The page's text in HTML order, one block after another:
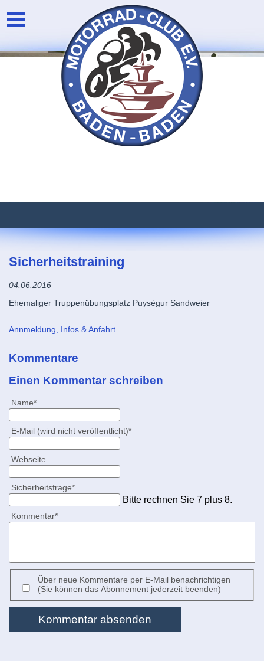
Sicherheitstraining
04.06.2016
Ehemaliger Truppenübungsplatz Puységur Sandweier
Annmeldung, Infos & Anfahrt
Kommentare
Einen Kommentar schreiben
Pflichtfeld
Name*
Pflichtfeld
E-Mail (wird nicht veröffentlicht)*
Webseite
Pflichtfeld
Sicherheitsfrage*
Bitte rechnen Sie 7 plus 8.
Pflichtfeld
Kommentar*
Über neue Kommentare per E-Mail benachrichtigen
(Sie können das Abonnement jederzeit beenden)
Kommentar absenden
Unser Verein
Die Vorstandschaft